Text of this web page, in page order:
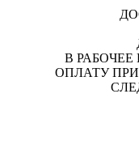
В РАБОЧЕЕ
ОПЛАТУ